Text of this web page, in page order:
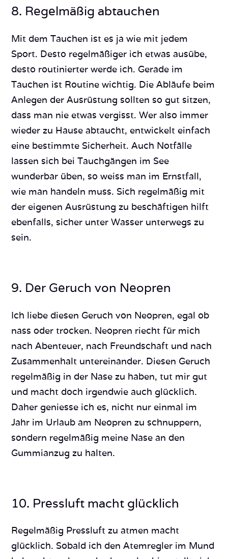
8. Regelmäßig abtauchen
Mit dem Tauchen ist es ja wie mit jedem
Sport. Desto regelmäßiger ich etwas ausübe,
desto routinierter werde ich. Gerade im
Tauchen ist Routine wichtig. Die Abläufe beim
Anlegen der Ausrüstung sollten so gut sitzen,
dass man nie etwas vergisst. Wer also immer
wieder zu Hause abtaucht, entwickelt einfach
eine bestimmte Sicherheit. Auch Notfälle
lassen sich bei Tauchgängen im See
wunderbar üben, so weiss man im Ernstfall,
wie man handeln muss. Sich regelmäßig mit
der eigenen Ausrüstung zu beschäftigen hilft
ebenfalls, sicher unter Wasser unterwegs zu
sein.
9. Der Geruch von Neopren
Ich liebe diesen Geruch von Neopren, egal ob
nass oder trocken. Neopren riecht für mich
nach Abenteuer, nach Freundschaft und nach
Zusammenhalt untereinander. Diesen Geruch
regelmäßig in der Nase zu haben, tut mir gut
und macht doch irgendwie auch glücklich.
Daher geniesse ich es, nicht nur einmal im
Jahr im Urlaub am Neopren zu schnuppern,
sondern regelmäßig meine Nase an den
Gummianzug zu halten.
10. Pressluft macht glücklich
Regelmäßig Pressluft zu atmen macht
glücklich. Sobald ich den Atemregler im Mund